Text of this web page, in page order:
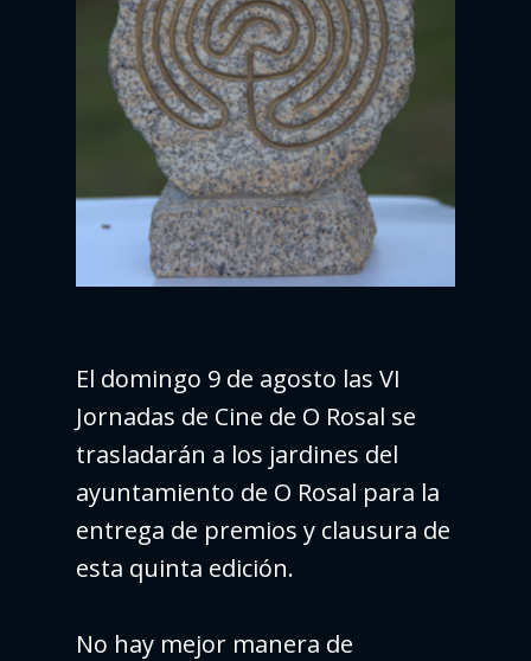
El domingo 9 de agosto las VI
Jornadas de Cine de O Rosal se
trasladarán a los jardines del
ayuntamiento de O Rosal para la
entrega de premios y clausura de
esta quinta edición.
No hay mejor manera de